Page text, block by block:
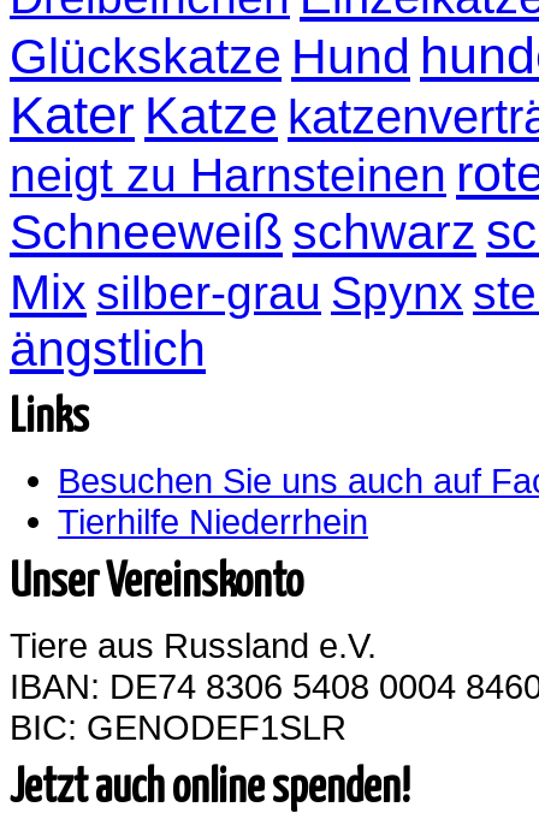
Glückskatze Hund
Kater Katze
neigt zu Harnsteinen
Schneeweiß schwarz
Mix silber-grau Spynx
ängstlich
Links
Besuchen Sie uns auch auf
Tierhilfe Niederrhein
Unser Vereinskonto
Tiere aus Russland e.V.
IBAN: DE74 8306 5408 0004
BIC: GENODEF1SLR
Jetzt auch online spenden!